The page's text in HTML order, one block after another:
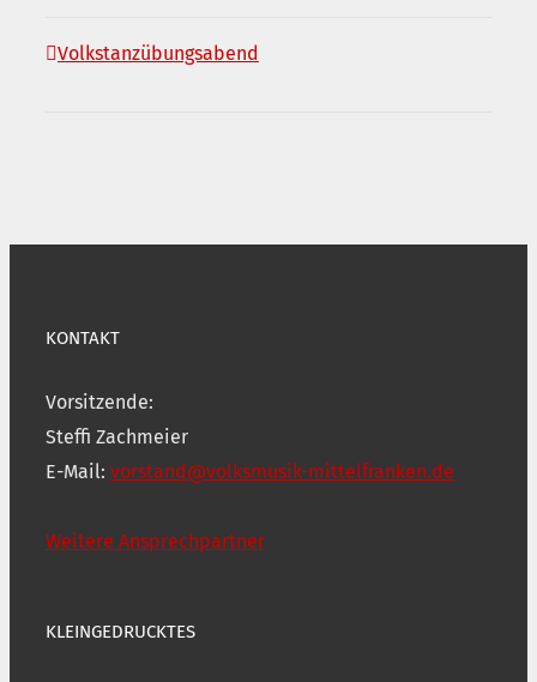
Volkstanzübungsabend
KONTAKT
Vorsitzende:
Steffi Zachmeier
E-Mail: vorstand@volksmusik-mittelfranken.de
Weitere Ansprechpartner
KLEINGEDRUCKTES